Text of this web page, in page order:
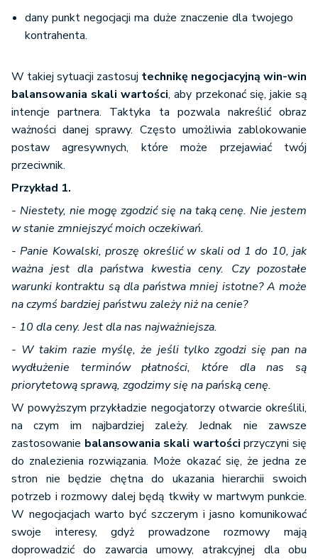
dany punkt negocjacji ma duże znaczenie dla twojego
kontrahenta.
W takiej sytuacji zastosuj technikę negocjacyjną win-win
balansowania skali wartości, aby przekonać się, jakie są
intencje partnera. Taktyka ta pozwala nakreślić obraz
ważności danej sprawy. Często umożliwia zablokowanie
postaw agresywnych, które może przejawiać twój
przeciwnik.
Przykład 1.
- Niestety, nie mogę zgodzić się na taką cenę. Nie jestem
w stanie zmniejszyć moich oczekiwań.
- Panie Kowalski, proszę określić w skali od 1 do 10, jak
ważna jest dla państwa kwestia ceny. Czy pozostałe
warunki kontraktu są dla państwa mniej istotne? A może
na czymś bardziej państwu zależy niż na cenie?
- 10 dla ceny. Jest dla nas najważniejsza.
- W takim razie myślę, że jeśli tylko zgodzi się pan na
wydłużenie terminów płatności, które dla nas są
priorytetową sprawą, zgodzimy się na pańską cenę.
W powyższym przykładzie negocjatorzy otwarcie określili,
na czym im najbardziej zależy. Jednak nie zawsze
zastosowanie balansowania skali wartości przyczyni się
do znalezienia rozwiązania. Może okazać się, że jedna ze
stron nie będzie chętna do ukazania hierarchii swoich
potrzeb i rozmowy dalej będą tkwiły w martwym punkcie.
W negocjacjach warto być szczerym i jasno komunikować
swoje interesy, gdyż prowadzone rozmowy mają
doprowadzić do zawarcia umowy, atrakcyjnej dla obu